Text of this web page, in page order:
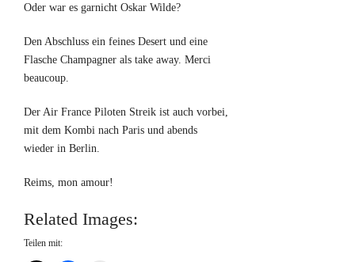
Oder war es garnicht Oskar Wilde?
Den Abschluss ein feines Desert und eine
Flasche Champagner als take away. Merci
beaucoup.
Der Air France Piloten Streik ist auch vorbei,
mit dem Kombi nach Paris und abends
wieder in Berlin.
Reims, mon amour!
Related Images:
Teilen mit: